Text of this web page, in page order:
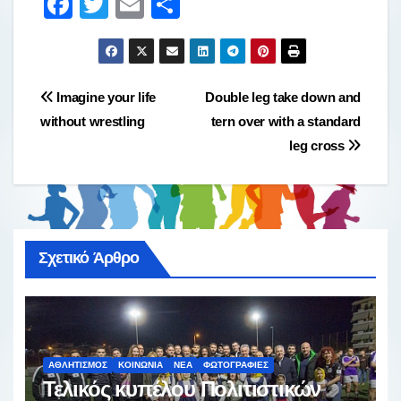
e
b
o
k
wi
tt
er
m
ail
οι
ρ
ίτ
ε
Πλοήγηση
άρθρων
Double leg take down and
tern over with a standard
leg cross
Imagine your life
without wrestling
Σχετικό Άρθρο
ΑΘΛΗΤΙΣΜΌΣ ΚΟΙΝΩΝΊΑ ΝΈΑ ΦΩΤΟΓΡΑΦΊΕΣ
Τελικός κυπέλου Πολιτιστικών